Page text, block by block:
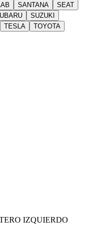
SANTANA
SEAT
SUZUKI
TESLA
TOYOTA
IZQUIERDO